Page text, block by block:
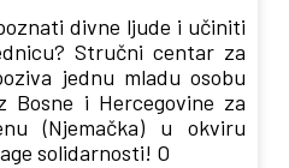
divne ljude i učiniti
Stručni centar za
jednu mladu osobu
Bosne i Hercegovine za
(Njemačka) u okviru
solidarnosti! O